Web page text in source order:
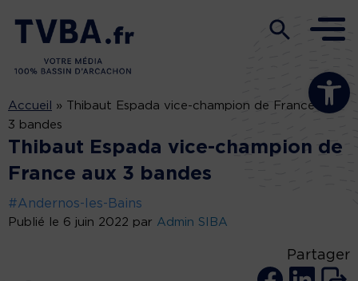
Ouvrir la
Accueil »
Thibaut Espada vice-champion de France aux
3 bandes
Thibaut Espada vice-champion de
France aux 3 bandes
#Andernos-les-Bains
Publié le 6 juin 2022 par Admin SIBA
Partager